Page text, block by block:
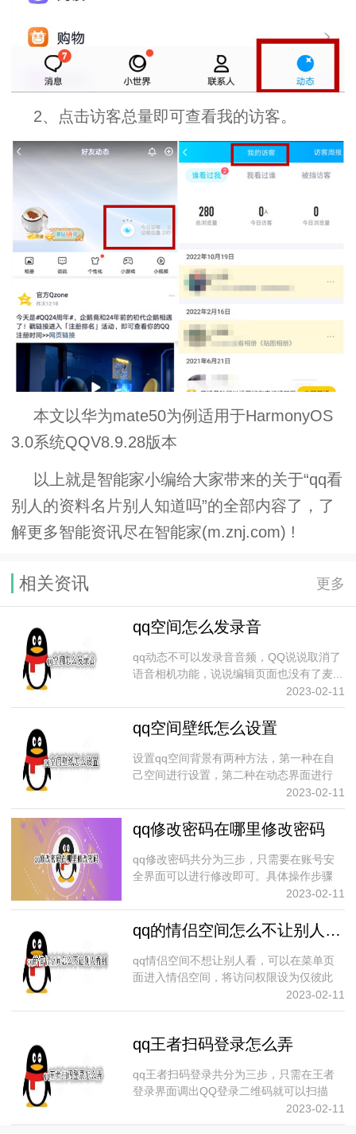
2、点击访客总量即可查看我的访客。
本文以华为mate50为例适用于HarmonyOS
3.0系统QQV8.9.28版本
以上就是智能家小编给大家带来的关于“qq看
别人的资料名片别人知道吗”的全部内容了，了
解更多智能资讯尽在智能家(m.znj.com) !
相关资讯 更多
qq空间怎么发录音
qq动态不可以发录音音频，QQ说说取消了
语音相机功能，说说编辑页面也没有了麦...
2023-02-11
qq空间壁纸怎么设置
设置qq空间背景有两种方法，第一种在自
己空间进行设置，第二种在动态界面进行
2023-02-11
qq修改密码在哪里修改密码
qq修改密码共分为三步，只需要在账号安
全界面可以进行修改即可。具体操作步骤
2023-02-11
qq的情侣空间怎么不让别人看到
qq情侣空间不想让别人看，可以在菜单页
面进入情侣空间，将访问权限设为仅彼此
2023-02-11
qq王者扫码登录怎么弄
qq王者扫码登录共分为三步，只需在王者
登录界面调出QQ登录二维码就可以扫描
2023-02-11